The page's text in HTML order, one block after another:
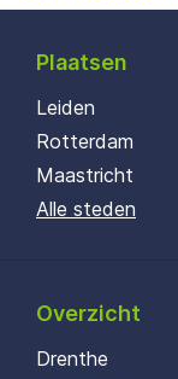
Plaatsen
Leiden
Rotterdam
Maastricht
Alle steden
Overzicht
Drenthe